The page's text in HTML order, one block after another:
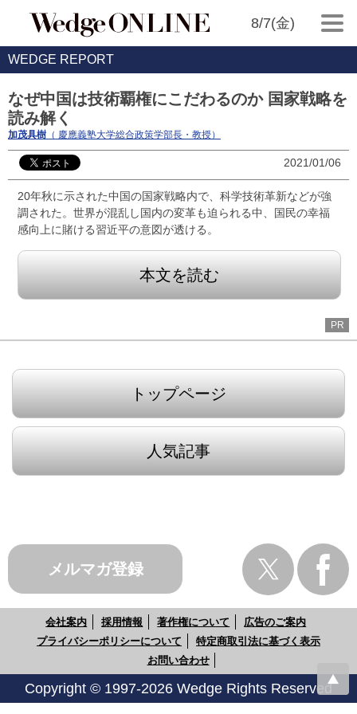
8/7(金)
WEDGE REPORT
なぜ中国は技術覇権にこだわるのか 国家戦略を
読み解く
加茂具樹 （ 慶應義塾大学総合政策学部長・教授）
2021/01/06
20年秋に示された中国の国家戦略内で、科学技術革新などが強
調された。世界が混乱し国内の変革も迫られる中、国民の幸福
感向上に賭ける習近平の意図が透ける。
本文を読む
PR
トップページ
人気記事
メルマガ登録
会社案内 採用情報 著作権について
広告のご案内
プライバシーポリシーについて
特定商取引法に基づく表示
お問い合わせ
Copyright © 1997-2026 Wedge Rights Reserved